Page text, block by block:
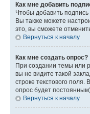
Как мне добавить
Чтобы добавить
Вы также можете
это, вы сможете
Вернуться к началу
Как мне создать опрос?
При создании темы или
вы не видите такой
строке текстового
опрос будет
Вернуться к началу